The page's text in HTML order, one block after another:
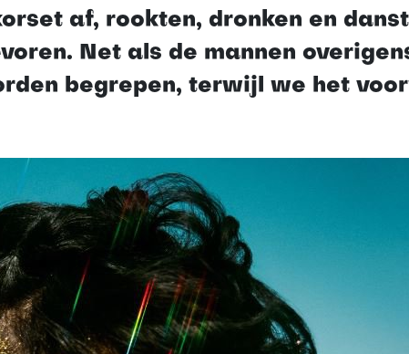
af, rookten, dronken en
Net als de mannen
begrepen, terwijl we het